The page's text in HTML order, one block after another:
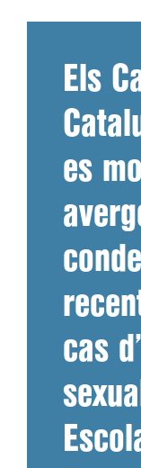
Els
es
cas